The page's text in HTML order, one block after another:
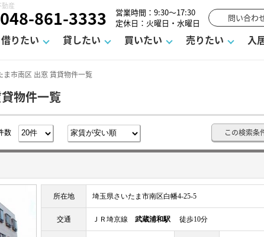
産
048-861-3333
営業時間：9:30～17:30
定休日：火曜日・水曜日
問い合わ
借りたい
ら探す 町名から探す 駐車場を探す お
貸契約までの流れ よくある質問 不動産用語・賃
貸したい
貸経営塾 賃貸Q&A 空室対策 業界ニ
法律相談室
買いたい
の諸費用 購入までの流れ よくある質問
売りたい
住み替え 借地底地 相続 仲介手数料
用 仲介と買取の違い 必要な書類 売却
入
退去申請フォーム 駐車場解約フォーム
介 お知らせ お客様の声 街紹介
カスタマーハラスメントに対する基本方針
ま市南区 出窓 賃貸物件一覧
物件一覧
数 この検索条
所在地 埼玉県さいたま市南区白幡4-25-5
交通 ＪＲ埼京線 武蔵浦和駅 徒歩10分